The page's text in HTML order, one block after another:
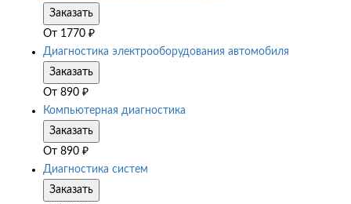
Заказать
От 1770 ₽
Диагностика электрооборудования автомобиля
Заказать
От 890 ₽
Компьютерная диагностика
Заказать
От 890 ₽
Диагностика систем
Заказать